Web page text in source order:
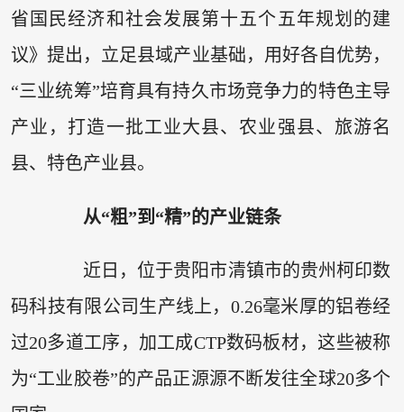
省国民经济和社会发展第十五个五年规划的建
议》提出，立足县域产业基础，用好各自优势，
“三业统筹”培育具有持久市场竞争力的特色主导
产业，打造一批工业大县、农业强县、旅游名
县、特色产业县。
从“粗”到“精”的产业链条
近日，位于贵阳市清镇市的贵州柯印数
码科技有限公司生产线上，0.26毫米厚的铝卷经
过20多道工序，加工成CTP数码板材，这些被称
为“工业胶卷”的产品正源源不断发往全球20多个